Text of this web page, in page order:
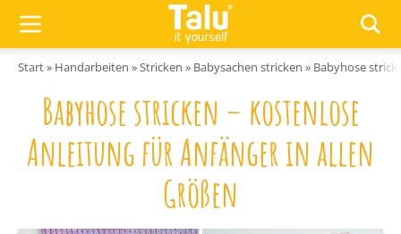
Start» Handarbeiten »Stricken » Babysachen stricken » Babyhose
Babyhose stricken – kostenlose
Anleitung für Anfänger in allen
Größen